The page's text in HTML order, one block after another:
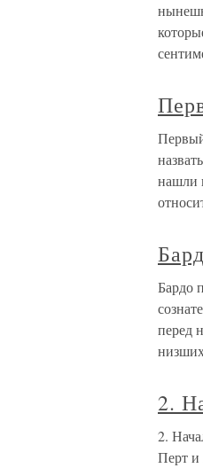
нашли
Бардо
перед
2.
2.
Перт и